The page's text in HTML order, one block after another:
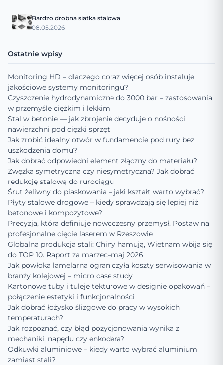
Bardzo drobna siatka stalowa
08.05.2026
Ostatnie wpisy
Monitoring HD – dlaczego coraz więcej osób instaluje
jakościowe systemy monitoringu?
Czyszczenie hydrodynamiczne do 3000 bar – zastosowania
w przemyśle ciężkim i lekkim
Stal w betonie — jak zbrojenie decyduje o nośności
nawierzchni pod ciężki sprzęt
Jak zrobić idealny otwór w fundamencie pod rury bez
uszkodzenia domu?
Jak dobrać odpowiedni element złączny do materiału?
Zwężka symetryczna czy niesymetryczna? Jak dobrać
redukcję stalową do rurociągu
Śrut żeliwny do piaskowania – jaki kształt warto wybrać?
Płyty stalowe drogowe – kiedy sprawdzają się lepiej niż
betonowe i kompozytowe?
Precyzja, która definiuje nowoczesny przemysł. Postaw na
profesjonalne cięcie laserem w Rzeszowie
Globalna produkcja stali: Chiny hamują, Wietnam wbija się
do TOP 10. Raport za marzec–maj 2026
Jak powłoka lamelarna ograniczyła koszty serwisowania w
branży kolejowej – micro case study
Kartonowe tuby i tuleje tekturowe w designie opakowań –
połączenie estetyki i funkcjonalności
Jak dobrać łożysko ślizgowe do pracy w wysokich
temperaturach?
Jak rozpoznać, czy błąd pozycjonowania wynika z
mechaniki, napędu czy enkodera?
Odkuwki aluminiowe – kiedy warto wybrać aluminium
zamiast stali?